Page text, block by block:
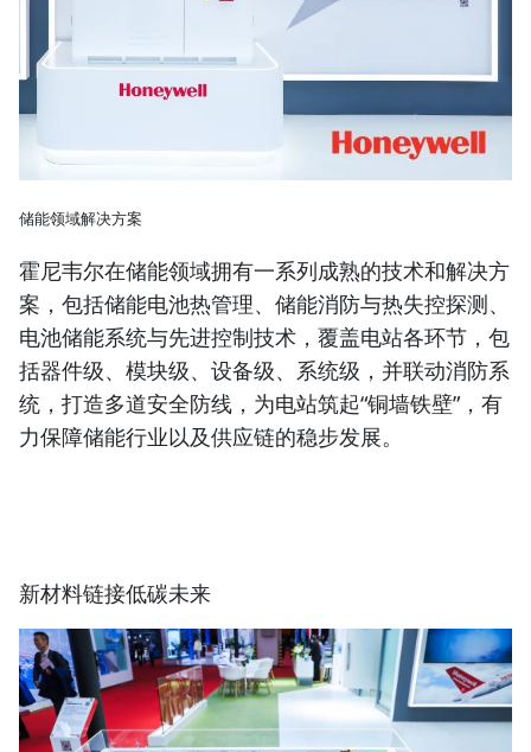
储能领域解决方案
霍尼韦尔在储能领域拥有一系列成熟的技术和解决方
案，包括储能电池热管理、储能消防与热失控探测、
电池储能系统与先进控制技术，覆盖电站各环节，包
括器件级、模块级、设备级、系统级，并联动消防系
统，打造多道安全防线，为电站筑起“铜墙铁壁”，有
力保障储能行业以及供应链的稳步发展。
新材料链接低碳未来